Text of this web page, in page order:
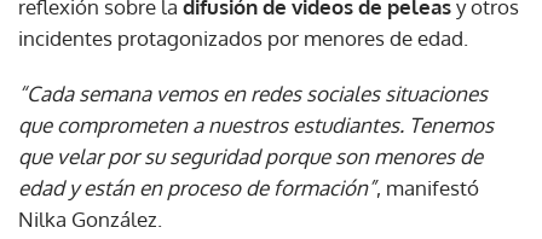
reflexión sobre la difusión de videos de peleasy otros
incidentes protagonizados por menores de edad.
“Cada semana vemos en redes sociales situaciones
que comprometen a nuestros estudiantes. Tenemos
que velar por su seguridad porque son menores de
edad y están en proceso de formación”, manifestó
Nilka González.